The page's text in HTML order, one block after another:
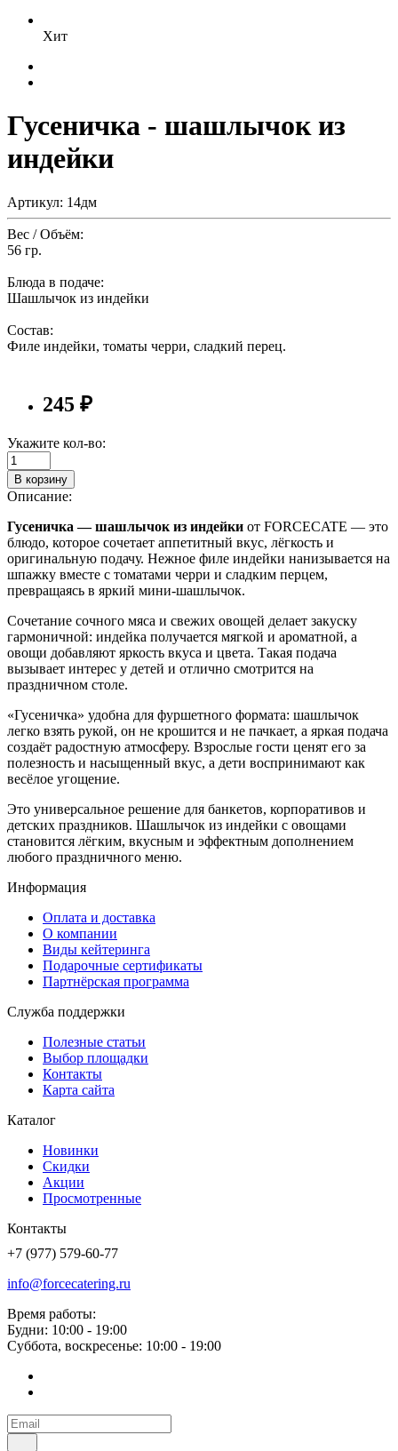
Хит
Гусеничка - шашлычок из
индейки
Артикул: 14дм
Вес / Объём:
56 гр.
Блюда в подаче:
Шашлычок из индейки
Состав:
Филе индейки, томаты черри, сладкий перец.
245 ₽
Укажите кол-во:
В корзину
Описание:
Гусеничка — шашлычок из индейки от FORCECATE — это
блюдо, которое сочетает аппетитный вкус, лёгкость и
оригинальную подачу. Нежное филе индейки нанизывается на
шпажку вместе с томатами черри и сладким перцем,
превращаясь в яркий мини-шашлычок.
Сочетание сочного мяса и свежих овощей делает закуску
гармоничной: индейка получается мягкой и ароматной, а
овощи добавляют яркость вкуса и цвета. Такая подача
вызывает интерес у детей и отлично смотрится на
праздничном столе.
«Гусеничка» удобна для фуршетного формата: шашлычок
легко взять рукой, он не крошится и не пачкает, а яркая подача
создаёт радостную атмосферу. Взрослые гости ценят его за
полезность и насыщенный вкус, а дети воспринимают как
весёлое угощение.
Это универсальное решение для банкетов, корпоративов и
детских праздников. Шашлычок из индейки с овощами
становится лёгким, вкусным и эффектным дополнением
любого праздничного меню.
Информация
Оплата и доставка
О компании
Виды кейтеринга
Подарочные сертификаты
Партнёрская программа
Служба поддержки
Полезные статьи
Выбор площадки
Контакты
Карта сайта
Каталог
Новинки
Скидки
Акции
Просмотренные
Контакты
+7 (977) 579-60-77
info@forcecatering.ru
Время работы:
Будни: 10:00 - 19:00
Суббота, воскресенье: 10:00 - 19:00